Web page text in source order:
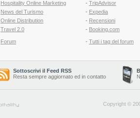
Hospitality Online Marketing
News del Turismo
Online Distribution
Travel 2.0
Forum
- TripAdvisor
- Expedia
- Recensioni
- Booking.com
- Tutti i tag del forum
Sottoscrivi il Feed RSS
Resta sempre aggiornato ed in contatto
Copyright ©